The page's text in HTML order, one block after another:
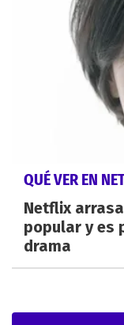
QUÉ VER EN
Netflix
popular y es
drama